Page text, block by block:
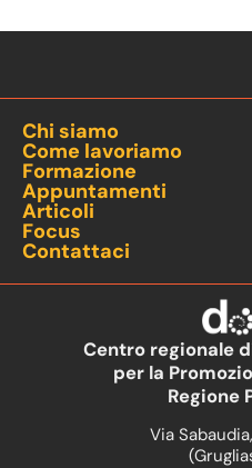
Chi siamo
Come lavoriamo
Formazione
Appuntamenti
Articoli
Focus
Contattaci
Centro regionale
per la
Regione
Via